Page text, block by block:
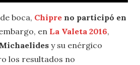
boca, Chipre no participó en
en La Valeta 2016,
y su enérgico
los resultados no